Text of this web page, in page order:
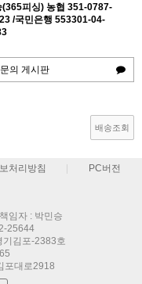
(365피싱) 농협 351-0787-
/국민은행 553301-04-
의 게시판
배송조회
처리방침 PC버전
임자 : 박민승
25644
기김포-2383호
포대로2918